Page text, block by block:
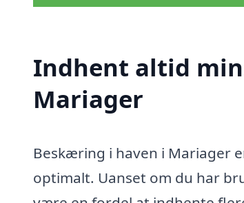
Indhent altid
Mariager
Beskæring i haven i Mariager
optimalt. Uanset om du har